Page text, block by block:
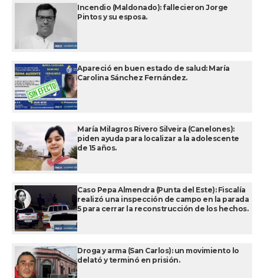
Incendio (Maldonado): fallecieron Jorge
Pintos y su esposa.
Apareció en buen estado de salud: María
Carolina Sánchez Fernández.
María Milagros Rivero Silveira (Canelones):
piden ayuda para localizar a la adolescente
de 15 años.
Caso Pepa Almendra (Punta del Este): Fiscalía
realizó una inspección de campo en la parada
5 para cerrar la reconstrucción de los hechos.
Droga y arma (San Carlos): un movimiento lo
delató y terminó en prisión.